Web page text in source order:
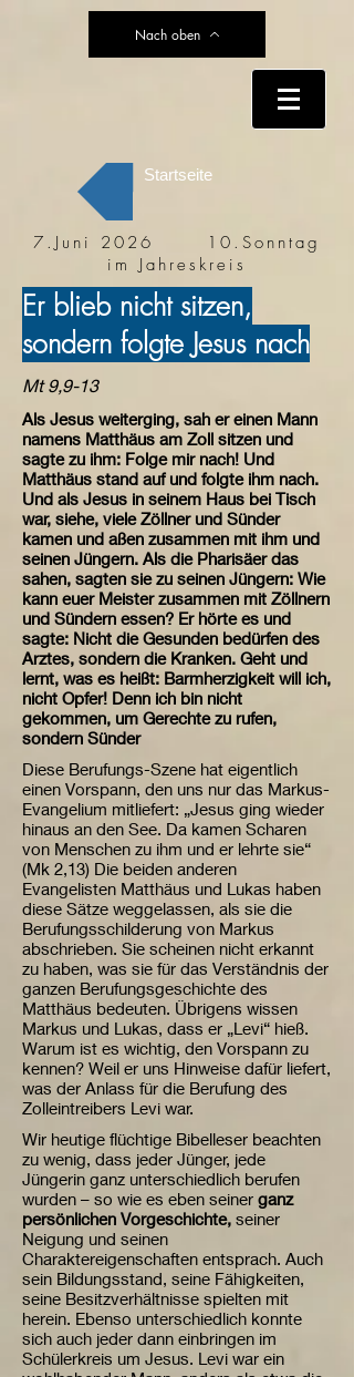
Nach oben
Startseite
7.Juni 2026 10.Sonntag
im Jahreskreis
Er blieb nicht sitzen,
sondern folgte Jesus nach
Mt 9,9-13
Als Jesus weiterging, sah er einen Mann
namens Matthäus am Zoll sitzen und
sagte zu ihm: Folge mir nach! Und
Matthäus stand auf und folgte ihm nach.
Und als Jesus in seinem Haus bei Tisch
war, siehe, viele Zöllner und Sünder
kamen und aßen zusammen mit ihm und
seinen Jüngern. Als die Pharisäer das
sahen, sagten sie zu seinen Jüngern: Wie
kann euer Meister zusammen mit Zöllnern
und Sündern essen? Er hörte es und
sagte: Nicht die Gesunden bedürfen des
Arztes, sondern die Kranken. Geht und
lernt, was es heißt: Barmherzigkeit will ich,
nicht Opfer! Denn ich bin nicht
gekommen, um Gerechte zu rufen,
sondern Sünder
Diese Berufungs-Szene hat eigentlich
einen Vorspann, den uns nur das Markus-
Evangelium mitliefert: „Jesus ging wieder
hinaus an den See. Da kamen Scharen
von Menschen zu ihm und er lehrte sie“
(Mk 2,13) Die beiden anderen
Evangelisten Matthäus und Lukas haben
diese Sätze weggelassen, als sie die
Berufungsschilderung von Markus
abschrieben. Sie scheinen nicht erkannt
zu haben, was sie für das Verständnis der
ganzen Berufungsgeschichte des
Matthäus bedeuten. Übrigens wissen
Markus und Lukas, dass er „Levi“ hieß.
Warum ist es wichtig, den Vorspann zu
kennen? Weil er uns Hinweise dafür liefert,
was der Anlass für die Berufung des
Zolleintreibers Levi war.
Wir heutige flüchtige Bibelleser beachten
zu wenig, dass jeder Jünger, jede
Jüngerin ganz unterschiedlich berufen
wurden – so wie es eben seiner ganz
persönlichen Vorgeschichte, seiner
Neigung und seinen
Charaktereigenschaften entsprach. Auch
sein Bildungsstand, seine Fähigkeiten,
seine Besitzverhältnisse spielten mit
herein. Ebenso unterschiedlich konnte
sich auch jeder dann einbringen im
Schülerkreis um Jesus. Levi war ein